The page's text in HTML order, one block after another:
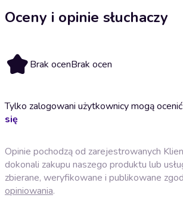
Oceny i opinie słuchaczy
Brak ocenBrak ocen
Tylko zalogowani użytkownicy mogą
się
Opinie pochodzą od zarejestrowanych
dokonali zakupu naszego produktu lub
zbierane, weryfikowane i publikowane
opiniowania.